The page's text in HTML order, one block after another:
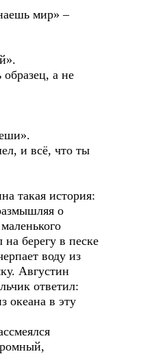
мир» –
образец, а не
и всё, что ты
такая история:
о
берегу в песке
воду из
Августин
ответил:
океана в эту